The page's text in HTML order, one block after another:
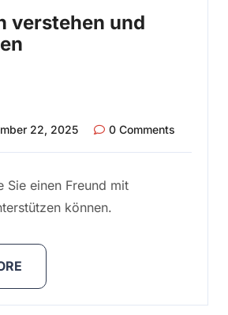
verstehen und
22, 2025 0 Comments
Sie einen Freund mit
können.